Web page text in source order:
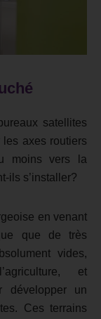
satellites
les axes routiers
moins vers la
ils s’installer?
en venant
que de très
vides,
et
développer un
Ces terrains